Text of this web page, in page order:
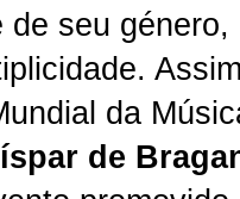
de seu
da
de